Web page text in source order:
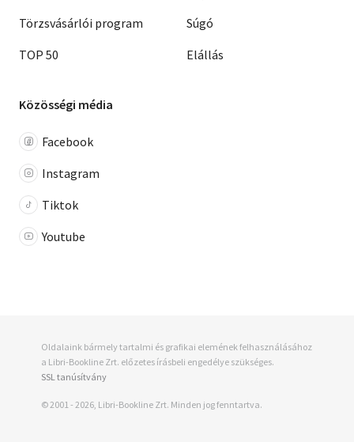
Törzsvásárlói program
TOP 50
Súgó
Elállás
Közösségi média
Facebook
Instagram
Tiktok
Youtube
Oldalaink bármely tartalmi és grafikai elemének felhasználásához
a Libri-Bookline Zrt. előzetes írásbeli engedélye szükséges.
SSL tanúsítvány
© 2001 - 2026, Libri-Bookline Zrt. Minden jog fenntartva.